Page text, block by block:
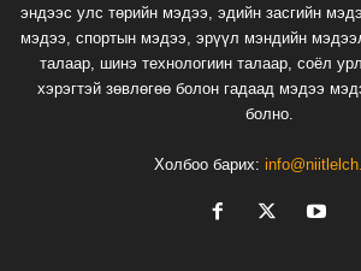
эндээс улс төрийн мэдээ, эдийн засгийн
мэдээ, спортын мэдээ, эрүүл мэндийн
талаар, шинэ технологиин талаар, соёл
хэрэгтэй зөвлөгөө болон гадаад мэдээ
болно.
Холбоо барих: